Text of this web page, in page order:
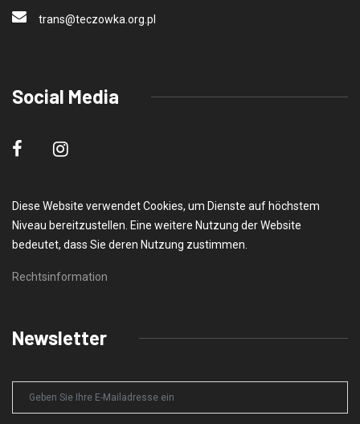
trans@teczowka.org.pl
Social Media
Diese Website verwendet Cookies, um Dienste auf höchstem
Niveau bereitzustellen. Eine weitere Nutzung der Website
bedeutet, dass Sie deren Nutzung zustimmen.
Rechtsinformation
Newsletter